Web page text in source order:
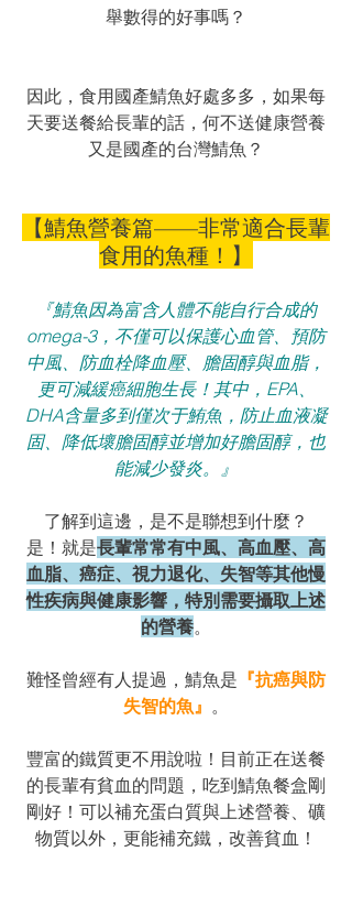
舉數得的好事嗎？
因此，食用國產鯖魚好處多多，如果每
天要送餐給長輩的話，何不送健康營養
又是國產的台灣鯖魚？
【鯖魚營養篇——非常適合長輩
食用的魚種！】
『鯖魚因為富含人體不能自行合成的
omega-3，不僅可以保護心血管、預防
中風、防血栓降血壓、膽固醇與血脂，
更可減緩癌細胞生長！其中，EPA、
DHA含量多到僅次于鮪魚，防止血液凝
固、降低壞膽固醇並增加好膽固醇，也
能減少發炎。』
了解到這邊，是不是聯想到什麼？
是！就是長輩常常有中風、高血壓、高
血脂、癌症、視力退化、失智等其他慢
性疾病與健康影響，特別需要攝取上述
的營養。
難怪曾經有人提過，鯖魚是 『抗癌與防
失智的魚』 。
豐富的鐵質更不用說啦！目前正在送餐
的長輩有貧血的問題，吃到鯖魚餐盒剛
剛好！可以補充蛋白質與上述營養、礦
物質以外，更能補充鐵，改善貧血！